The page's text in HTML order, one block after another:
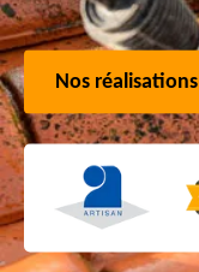
Nos réalisations